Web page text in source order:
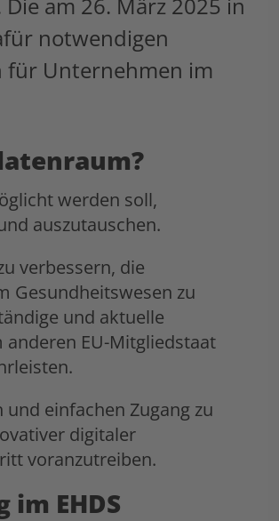
notwendigen
für Unternehmen im
werden soll,
auszutauschen.
verbessern, die
Gesundheitswesen zu
und aktuelle
EU-Mitgliedstaat
einfachen Zugang zu
digitaler
voranzutreiben.
EHDS